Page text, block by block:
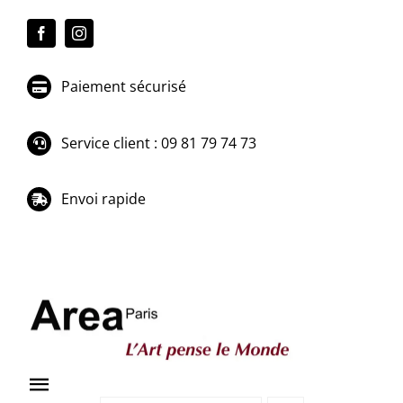
Paiement sécurisé
Service client : 09 81 79 74 73
Envoi rapide